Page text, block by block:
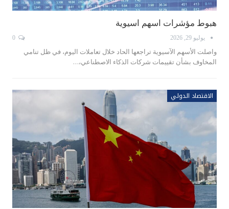
هبوط مؤشرات اسهم اسيوية
يوليو 29, 2026
واصلت الأسهم الآسيوية تراجعها الحاد خلال تعاملات اليوم، في ظل تنامي
المخاوف بشأن تقييمات شركات الذكاء الاصطناعي،…
الاقتصاد الدولي